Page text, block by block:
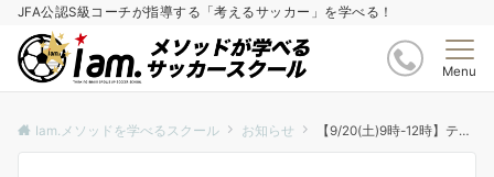
JFA公認S級コーチが指導する「考えるサッカー」を学べる！
Menu
Iam.メソッドを学べるスクール お知らせ 【9/20(土)9時-12時】テクニカルレッスン inベスト電器スタジアム(体育館)